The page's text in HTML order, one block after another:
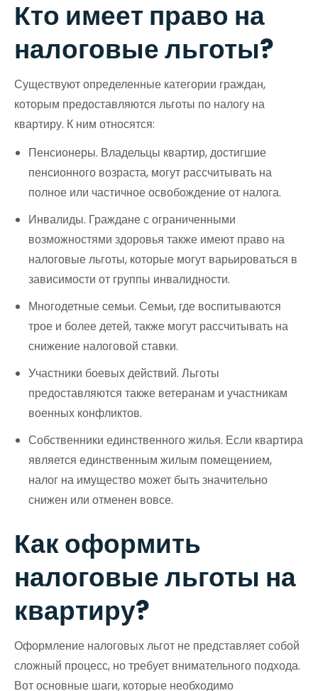
Кто имеет право на
налоговые льготы?
Существуют определенные категории граждан,
которым предоставляются льготы по налогу на
квартиру. К ним относятся:
Пенсионеры. Владельцы квартир, достигшие
пенсионного возраста, могут рассчитывать на
полное или частичное освобождение от налога.
Инвалиды. Граждане с ограниченными
возможностями здоровья также имеют право на
налоговые льготы, которые могут варьироваться в
зависимости от группы инвалидности.
Многодетные семьи. Семьи, где воспитываются
трое и более детей, также могут рассчитывать на
снижение налоговой ставки.
Участники боевых действий. Льготы
предоставляются также ветеранам и участникам
военных конфликтов.
Собственники единственного жилья. Если квартира
является единственным жилым помещением,
налог на имущество может быть значительно
снижен или отменен вовсе.
Как оформить
налоговые льготы на
квартиру?
Оформление налоговых льгот не представляет собой
сложный процесс, но требует внимательного подхода.
Вот основные шаги, которые необходимо